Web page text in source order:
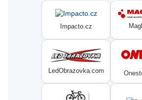
Impacto.cz
LedObrazovka.com